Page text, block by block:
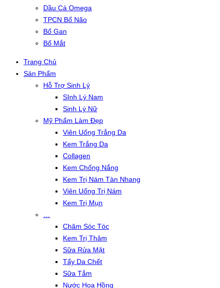
Dầu Cá Omega
TPCN Bổ Não
Bổ Gan
Bổ Mắt
Trang Chủ
Sản Phẩm
Hỗ Trợ Sinh Lý
SInh Lý Nam
Sinh Lý Nữ
Mỹ Phẩm Làm Đẹp
Viên Uống Trắng Da
Kem Trắng Da
Collagen
Kem Chống Nắng
Kem Trị Nám Tàn Nhang
Viên Uống Trị Nám
Kem Trị Mụn
Chăm Sóc Tóc
Kem Trị Thâm
Sữa Rửa Mặt
Tẩy Da Chết
Sữa Tắm
Nước Hoa Hồng